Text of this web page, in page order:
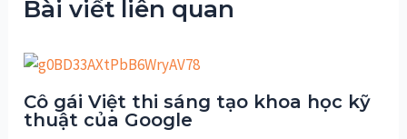
Bài viết liên quan
Cô gái Việt thi sáng tạo khoa học kỹ
thuật của Google